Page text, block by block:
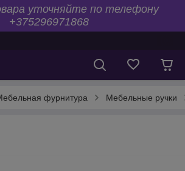
уточняйте по телефону
+375296971868
фурнитура Мебельные ручки